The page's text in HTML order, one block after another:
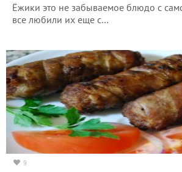
Ёжики это не забываемое блюдо с
все любили их еще с…
9